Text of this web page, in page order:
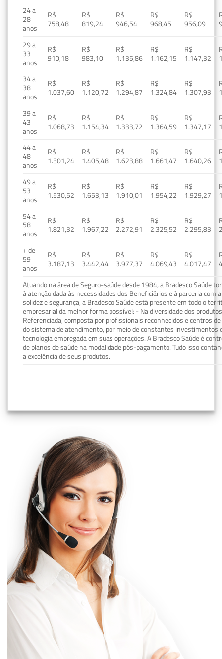
24 a
28
anos
R$
758,48
R$
819,24
R$
946,54
R$
968,45
R$
956,09
29 a
33
anos
R$
910,18
R$
983,10
R$
1.135,86
R$
1.162,15
R$
1.147,32
34 a
38
anos
R$
1.037,60
R$
1.120,72
R$
1.294,87
R$
1.324,84
R$
1.307,93
39 a
43
anos
R$
1.068,73
R$
1.154,34
R$
1.333,72
R$
1.364,59
R$
1.347,17
44 a
48
anos
R$
1.301,24
R$
1.405,48
R$
1.623,88
R$
1.661,47
R$
1.640,26
49 a
53
anos
R$
1.530,52
R$
1.653,13
R$
1.910,01
R$
1.954,22
R$
1.929,27
54 a
58
anos
R$
1.821,32
R$
1.967,22
R$
2.272,91
R$
2.325,52
R$
2.295,83
+ de
59
anos
R$
3.187,13
R$
3.442,44
R$
3.977,37
R$
4.069,43
R$
4.017,47
Atuando na área de Seguro-saúde desde 1984, a Bradesco Saúde
à atenção dada às necessidades dos Beneficiários e à parceria com
solidez e segurança, a Bradesco Saúde está presente em todo o
empresarial da melhor forma possível: - Na diversidade dos
Referenciada, composta por profissionais reconhecidos e centros
do sistema de atendimento, por meio de constantes investimentos
tecnologia empregada em suas operações. A Bradesco Saúde é
de planos de saúde na modalidade pós-pagamento. Tudo isso
a excelência de seus produtos.